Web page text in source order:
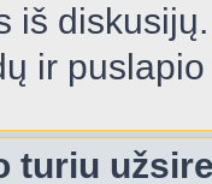
iš
ir
turiu